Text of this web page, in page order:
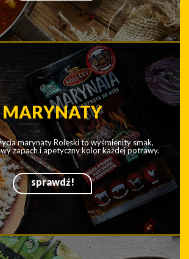
o przyjemnym zapachu, innowacyjne.
sprawdź!
BULIONY
Nie ma zupy bez bulionu.
ma bulionu bez Roleskiego.
sprawdź!